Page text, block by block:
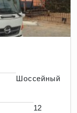
Шоссейный
12